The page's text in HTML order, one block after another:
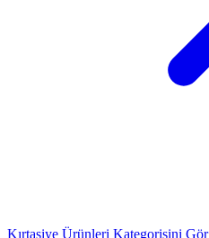
Kırtasiye Ürünleri Kategorisini Gör